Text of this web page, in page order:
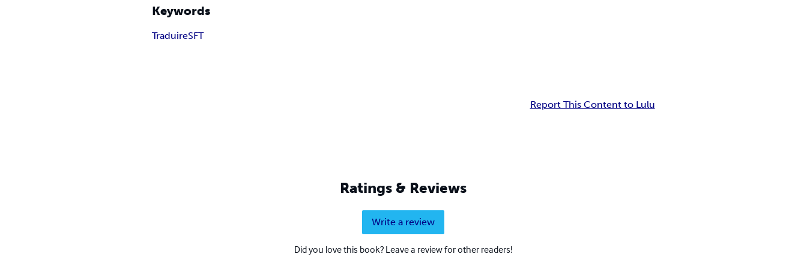
Keywords
TraduireSFT
Report This Content to Lulu
Ratings & Reviews
Write a review
Did you love this book? Leave a review for other readers!